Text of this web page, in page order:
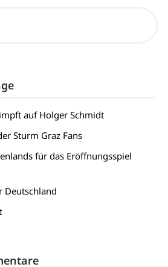
auf Holger Schmidt
Sturm Graz Fans
für das Eröffnungsspiel
Deutschland